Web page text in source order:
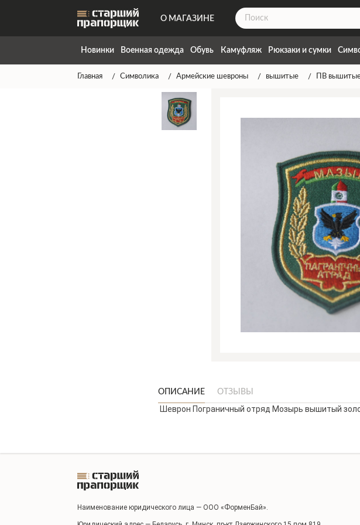
О МАГАЗИНЕ
ДОСТАВКА
КОНТАКТЫ
НАПИСАТЬ НАМ
ТАБЛИЦА РАЗМЕРОВ
Новинки Военная одежда Обувь Камуфляж Рюкзаки и сумки
Главная Символика Армейские шевроны вышитые ПВ
ОПИСАНИЕ ОТЗЫВЫ
Шеврон Пограничный отряд Мозырь вышитый
Наименование юридического лица — ООО «ФорменБай».